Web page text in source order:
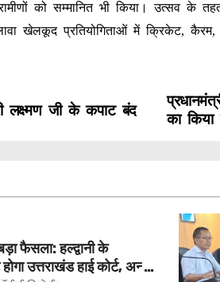
को सम्मानित भी किया। उत्सव के
खेलकूद प्रतियोगिताओं में क्रिकेट,
का किया
लक्ष्मण जी के कपाट बंद
फैसला: हल्द्वानी के
उत्तराखंड हाई कोर्ट, अन्य